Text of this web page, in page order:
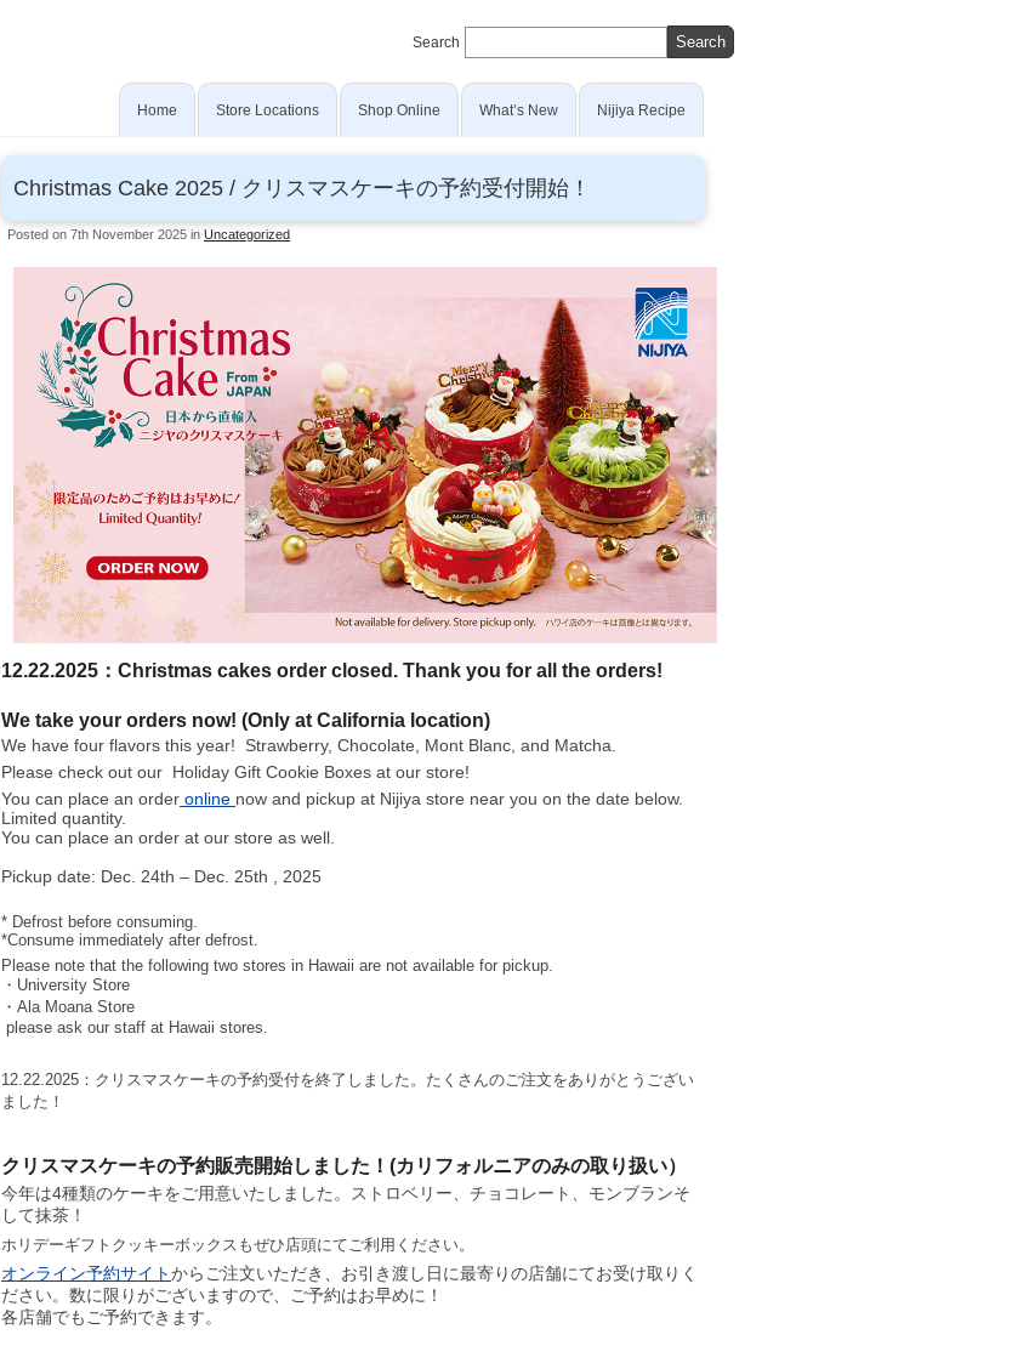
Search
Home Store Locations Shop Online What’s New Nijiya Recipe
Christmas Cake 2025 / クリスマスケーキの予約受付開始！
Posted on 7th November 2025 in Uncategorized
12.22.2025：Christmas cakes order closed. Thank you for all the orders!
We take your orders now! (Only at California location)
We have four flavors this year! Strawberry, Chocolate, Mont Blanc, and Matcha.
Please check out our Holiday Gift Cookie Boxes at our store!
You can place an order online now and pickup at Nijiya store near you on the date below.
Limited quantity.
You can place an order at our store as well.
Pickup date: Dec. 24th – Dec. 25th , 2025
* Defrost before consuming.
*Consume immediately after defrost.
Please note that the following two stores in Hawaii are not available for pickup.
・University Store
・Ala Moana Store
please ask our staff at Hawaii stores.
12.22.2025 ：クリスマスケーキの予約受付を終了しました。たくさんのご注文をありがとうござい
ました！
クリスマスケーキの予約販売開始しました！(カリフォルニアのみの取り扱い）
今年は4種類のケーキをご用意いたしました。ストロベリー、チョコレート、モンブランそ
して抹茶！
ホリデーギフトクッキーボックスもぜひ店頭にてご利用ください。
オンライン予約サイトからご注文いただき、お引き渡し日に最寄りの店舗にてお受け取りく
ださい。数に限りがございますので、ご予約はお早めに！
各店舗でもご予約できます。